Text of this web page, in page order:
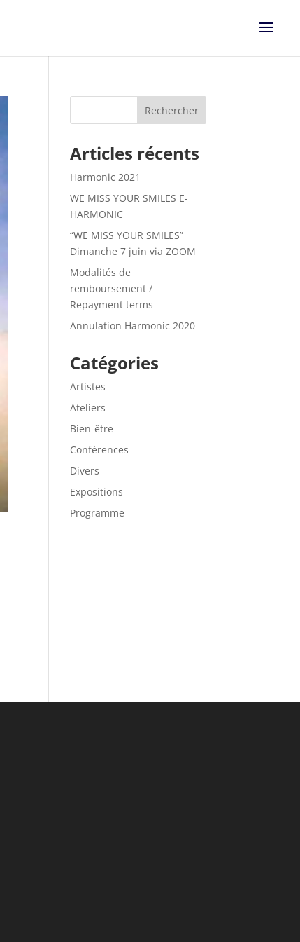
Articles récents
Harmonic 2021
WE MISS YOUR SMILES E-
HARMONIC
“WE MISS YOUR SMILES”
Dimanche 7 juin via ZOOM
Modalités de
remboursement /
Repayment terms
Annulation Harmonic 2020
Catégories
Artistes
Ateliers
Bien-être
Conférences
Divers
Expositions
Programme